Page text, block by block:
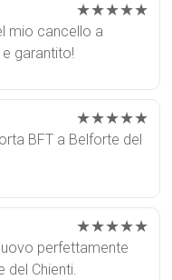
★★★★★
mio cancello a
garantito!
★★★★★
BFT a Belforte del
★★★★★
perfettamente
del Chienti.